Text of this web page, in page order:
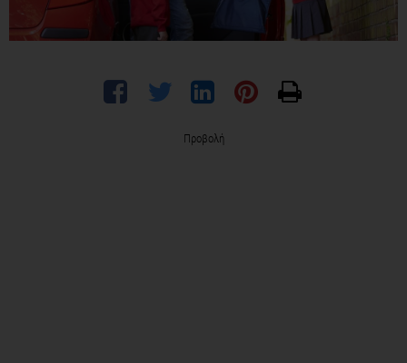
Προβολή